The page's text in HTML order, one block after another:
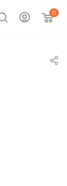
0